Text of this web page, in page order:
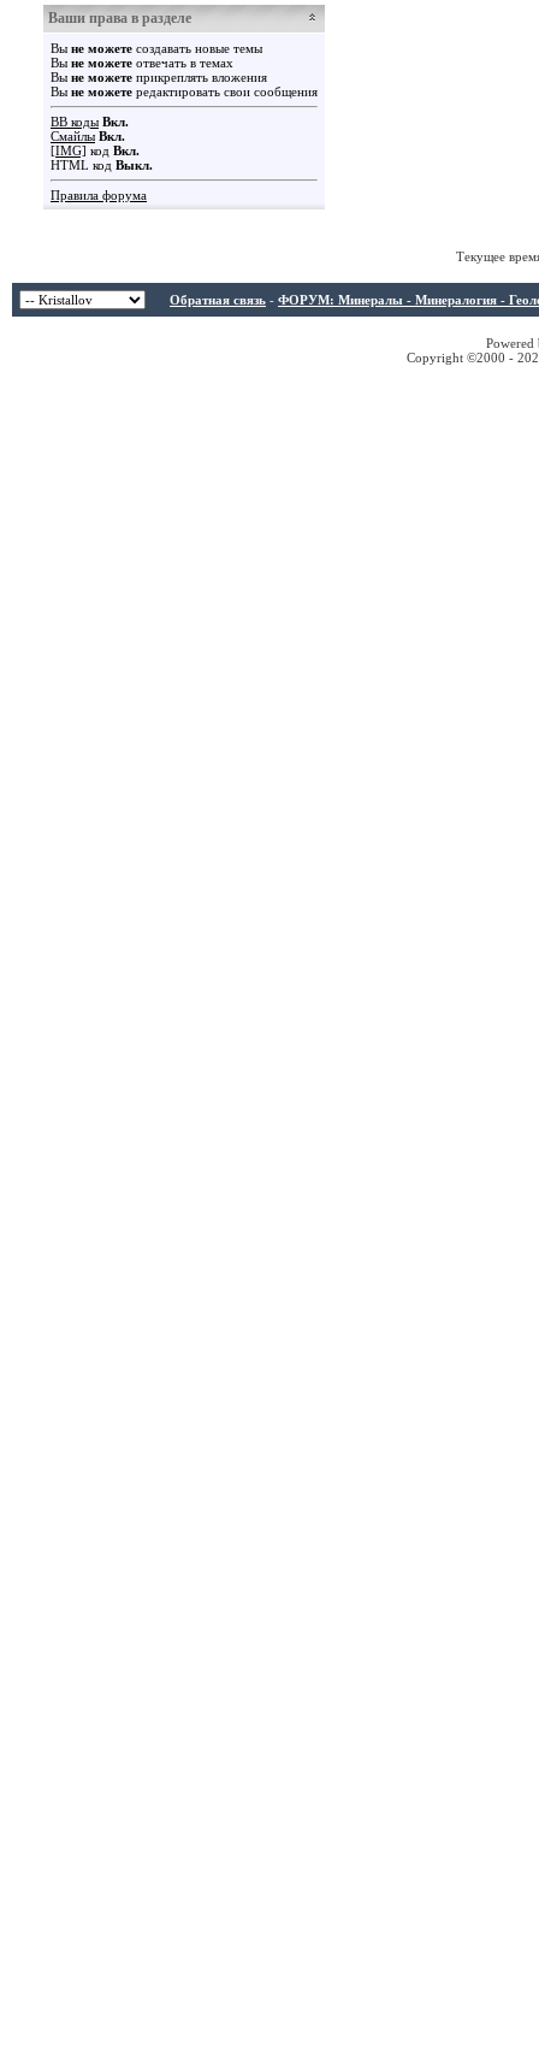
Ваши права в разделе
Вы не можете создавать новые темы
Вы не можете отвечать в темах
Вы не можете прикреплять вложения
Вы не можете редактировать свои сообщения
BB коды Вкл.
Смайлы Вкл.
[IMG] код Вкл.
HTML код Выкл.
Правила форума
Текущее
Обратная связь - ФОРУМ: Минералы - Минералогия -
Copyright ©2000 -